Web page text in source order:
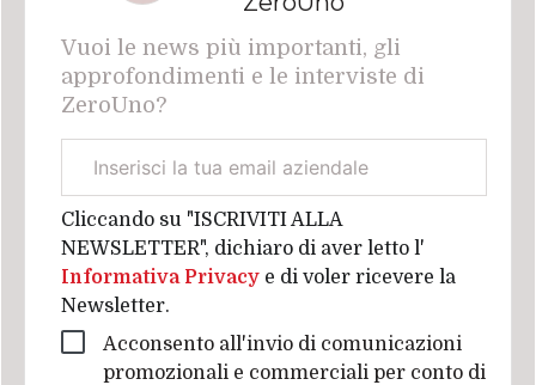
Vuoi le news più importanti, gli
approfondimenti e le interviste di
ZeroUno?
aziendale
Cliccando su "ISCRIVITI ALLA
NEWSLETTER", dichiaro di aver letto l'
Informativa Privacy e di voler ricevere la
Newsletter.
Acconsento all'invio di comunicazioni
promozionali e commerciali per conto di